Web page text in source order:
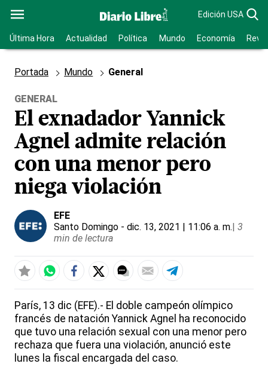
Edición USA
Última Hora Actualidad Política Mundo Economía
Portada Mundo General
GENERAL
El exnadador Yannick
Agnel admite relación
con una menor pero
niega violación
EFE
Santo Domingo - dic. 13, 2021 | 11:06 a. m.| 3
min de lectura
París, 13 dic (EFE).- El doble campeón olímpico
francés de natación Yannick Agnel ha reconocido
que tuvo una relación sexual con una menor pero
rechaza que fuera una violación, anunció este
lunes la fiscal encargada del caso.